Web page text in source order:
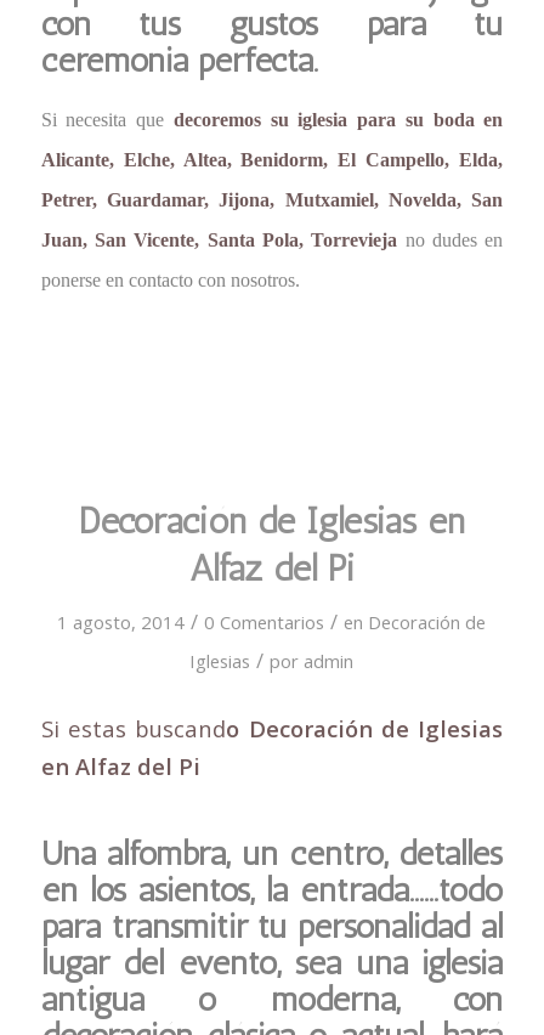
con tus gustos para tu
ceremonia perfecta.
Si necesita que decoremos su iglesia para su boda en
Alicante, Elche, Altea, Benidorm, El Campello, Elda,
Petrer, Guardamar, Jijona, Mutxamiel, Novelda, San
Juan, San Vicente, Santa Pola, Torrevieja no dudes en
ponerse en contacto con nosotros.
Decoración de Iglesias en
Alfaz del Pi
1 agosto, 2014 / 0 Comentarios / en Decoración de
Iglesias / por admin
Si estas buscando Decoración de Iglesias
en Alfaz del Pi
Una alfombra, un centro, detalles
en los asientos, la entrada……todo
para transmitir tu personalidad al
lugar del evento, sea una iglesia
antigua o moderna, con